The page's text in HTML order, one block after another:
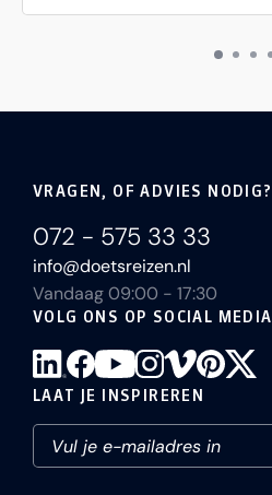
VRAGEN, OF ADVIES NODIG?
072 - 575 33 33
info@doetsreizen.nl
Vandaag 09:00 - 17:30
VOLG ONS OP SOCIAL MEDIA
LAAT JE INSPIREREN